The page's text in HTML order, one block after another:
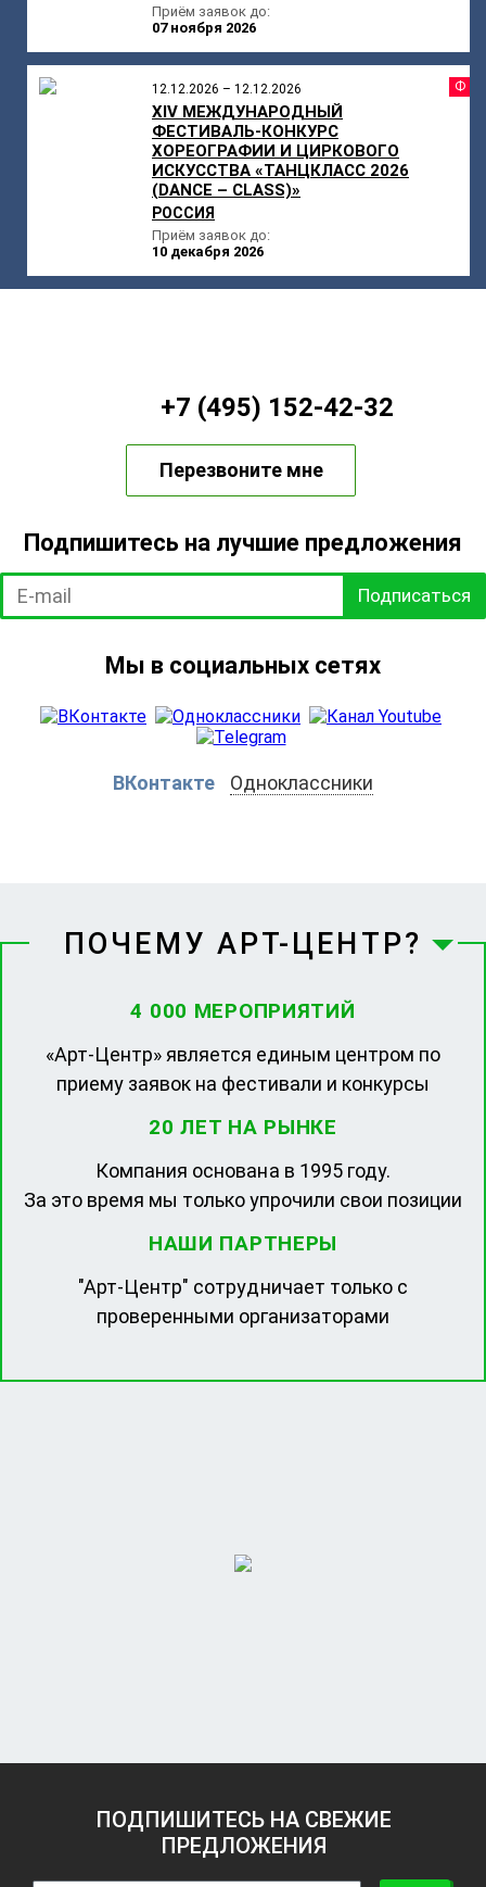
Приём заявок до:
07 ноября 2026
12.12.2026 – 12.12.2026
XIV МЕЖДУНАРОДНЫЙ
ФЕСТИВАЛЬ-КОНКУРС
ХОРЕОГРАФИИ И ЦИРКОВОГО
ИСКУССТВА «ТАНЦКЛАСС 2026
(DANCE – CLASS)»
РОССИЯ
Приём заявок до:
10 декабря 2026
+7 (495) 152-42-32
Перезвоните мне
Подпишитесь на лучшие предложения
Подписаться
Мы в социальных сетях
ВКонтакте Одноклассники
ПОЧЕМУ АРТ-ЦЕНТР?
4 000 МЕРОПРИЯТИЙ
«Арт-Центр» является единым центром по
приему заявок на фестивали и конкурсы
20 ЛЕТ НА РЫНКЕ
Компания основана в 1995 году.
За это время мы только упрочили свои позиции
НАШИ ПАРТНЕРЫ
"Арт-Центр" сотрудничает только с
проверенными организаторами
ПОДПИШИТЕСЬ НА СВЕЖИЕ
ПРЕДЛОЖЕНИЯ